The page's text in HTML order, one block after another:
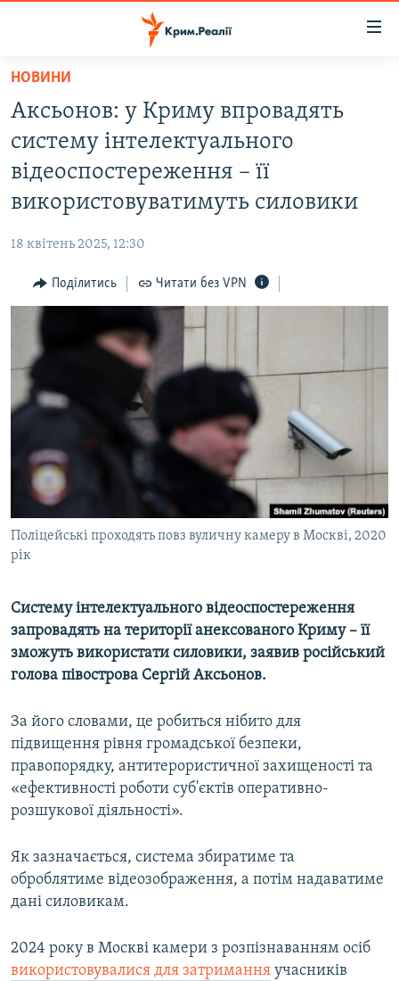
Перейти
основного
матеріалу
Перейти
до
основної
Перейти
пошуку
ВІДЕО ТА ФОТО
ІНТЕРВ'Ю
ВСЕ ЗА ДЕНЬ
СПЕЦПРОЕКТИ
ВІДЕОУРОКИ «ELIFBE»
СВІДЧЕННЯ ОКУПАЦІЇ
УКРАЇНСЬКА ПРОБЛЕМА КРИМУ
ЯК ОБІЙТИ БЛОКУВАННЯ
Qırımtatar
ДОЛУЧАЙСЯ!
НОВИНИ
Аксьонов: у Криму впровадять
систему інтелектуального
відеоспостереження – її
використовуватимуть силовики
18 квітень 2025, 12:30
Поділитись Читати без VPN
Поліцейські проходять повз вуличну камеру в Москві, 2020
рік
Систему інтелектуального відеоспостереження
запровадять на території анексованого Криму – її
зможуть використати силовики, заявив російський
голова півострова Сергій Аксьонов.
За його словами, це робиться нібито для
підвищення рівня громадської безпеки,
правопорядку, антитерористичної захищеності та
«ефективності роботи суб'єктів оперативно-
розшукової діяльності».
Як зазначається, система збиратиме та
оброблятиме відеозображення, а потім надаватиме
дані силовикам.
2024 року в Москві камери з розпізнаванням осіб
використовувалися для затримання учасників